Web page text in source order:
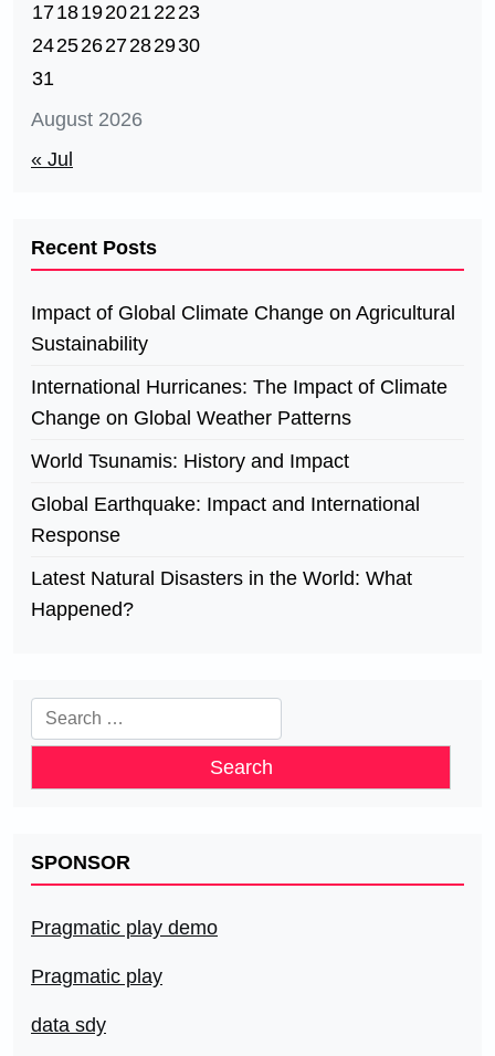
August 2026
17181920212223
24252627282930
31
« Jul
Recent Posts
Impact of Global Climate Change on Agricultural
Sustainability
International Hurricanes: The Impact of Climate
Change on Global Weather Patterns
World Tsunamis: History and Impact
Global Earthquake: Impact and International
Response
Latest Natural Disasters in the World: What
Happened?
Search
for:
SPONSOR
Pragmatic play demo
Pragmatic play
data sdy